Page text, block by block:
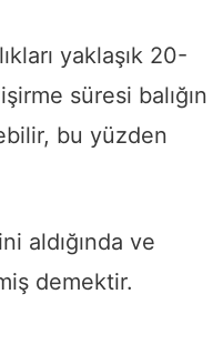
yaklaşık 20-
süresi balığın
bu yüzden
aldığında ve
demektir.